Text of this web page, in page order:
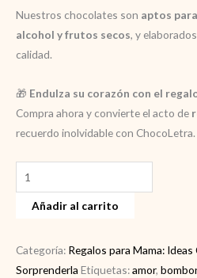
Nuestros chocolates son aptos
alcohol y frutos secos, y
calidad.
🎁 Endulza su corazón con el
Compra ahora y convierte el acto de
recuerdo inolvidable con ChocoLetra.
Regalar
a
una
cantidad
Añadir al carrito
Categoría: Regalos para Mama:
Sorprenderla Etiquetas:amor,